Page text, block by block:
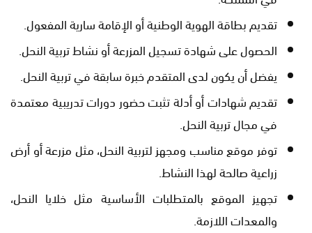
تقديم بطاقة الهوية الوطنية أو الإقامة سارية المفعول.
الحصول على شهادة تسجيل المزرعة أو نشاط تربية النحل.
يفضل أن يكون لدى المتقدم خبرة سابقة في تربية النحل.
تقديم شهادات أو أدلة تثبت حضور دورات تدريبية معتمدة
في مجال تربية النحل.
توفر موقع مناسب ومجهز لتربية النحل، مثل مزرعة أو أرض
زراعية صالحة لهذا النشاط.
تجهيز الموقع بالمتطلبات الأساسية مثل خلايا النحل،
والمعدات اللازمة.